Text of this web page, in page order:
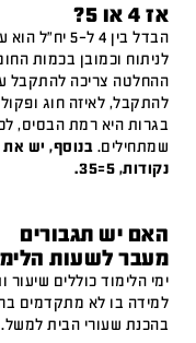
אז 4 או 5?
הבדל בין 4
לניתוח וכמובן בכמות
ההחלטה צריכה להתקבל
בגרות היא רמת הבסיס,
שמתחילים.
נקודות, 5=35.
האם יש תגבורים
מעבר לשעות
ימי הלימוד כוללים
למידה בו לא מתקדמים
בהכנת שעורי הבית למשל.